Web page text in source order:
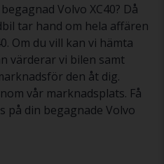
Volvo XC40? Då
tar hand om hela affären
Om du vill kan vi hämta
värderar vi bilen samt
den åt dig.
vår marknadsplats. Få
din begagnade Volvo